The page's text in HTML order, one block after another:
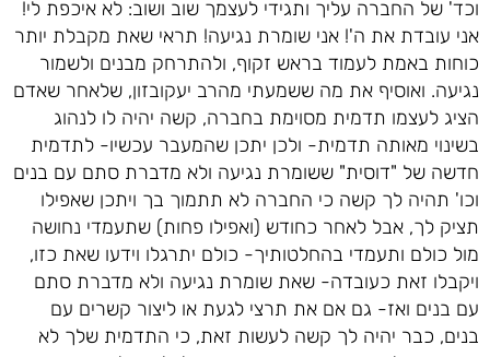
וכד' של החברה עליך ותגידי לעצמך שוב ושוב: לא איכפת לי!
אני עובדת את ה'! אני שומרת נגיעה! תראי שאת מקבלת יותר
כוחות באמת לעמוד בראש זקוף, ולהתרחק מבנים ולשמור
נגיעה. ואוסיף את מה ששמעתי מהרב יעקובזון, שלאחר שאדם
הציג לעצמו תדמית מסוימת בחברה, קשה יהיה לו לנהוג
בשינוי מאותה תדמית- ולכן יתכן שהמעבר עכשיו- לתדמית
חדשה של "דוסית" ששומרת נגיעה ולא מדברת סתם עם בנים
וכו' תהיה לך קשה כי החברה לא תתמוך בך ויתכן שאפילו
תציק לך, אבל לאחר כחודש (ואפילו פחות) שתעמדי נחושה
מול כולם ותעמדי בהחלטותיך- כולם יתרגלו וידעו שאת כזו,
ויקבלו זאת כעובדה- שאת שומרת נגיעה ולא מדברת סתם
עם בנים ואז- גם אם את תרצי לגעת או ליצור קשרים עם
בנים, כבר יהיה לך קשה לעשות זאת, כי התדמית שלך לא